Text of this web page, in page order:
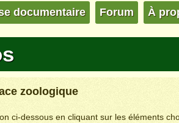
documentaire Forum À
zoologique
ci-dessous en cliquant sur les éléments